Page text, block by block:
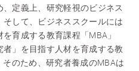
定義上、研究軽視のビジネス
して、ビジネススクールには
育成する教育課程「MBA」
」を目指す人材を育成する教
のため、研究者養成のMBAは